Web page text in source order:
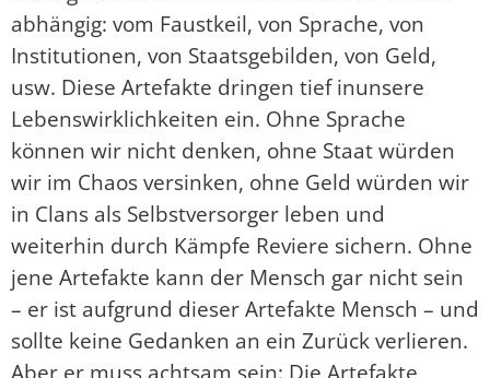
abhängig: vom Faustkeil, von Sprache, von
Institutionen, von Staatsgebilden, von Geld,
usw. Diese Artefakte dringen tief inunsere
Lebenswirklichkeiten ein. Ohne Sprache
können wir nicht denken, ohne Staat würden
wir im Chaos versinken, ohne Geld würden wir
in Clans als Selbstversorger leben und
weiterhin durch Kämpfe Reviere sichern. Ohne
jene Artefakte kann der Mensch gar nicht sein
– er ist aufgrund dieser Artefakte Mensch – und
sollte keine Gedanken an ein Zurück verlieren.
Aber er muss achtsam sein: Die Artefakte